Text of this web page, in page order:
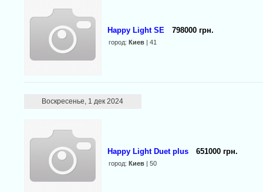
Happy Light SE 798000 грн.
город: Киев| 41
Воскресенье, 1 дек 2024
Happy Light Duet plus 651000 грн.
город: Киев| 50